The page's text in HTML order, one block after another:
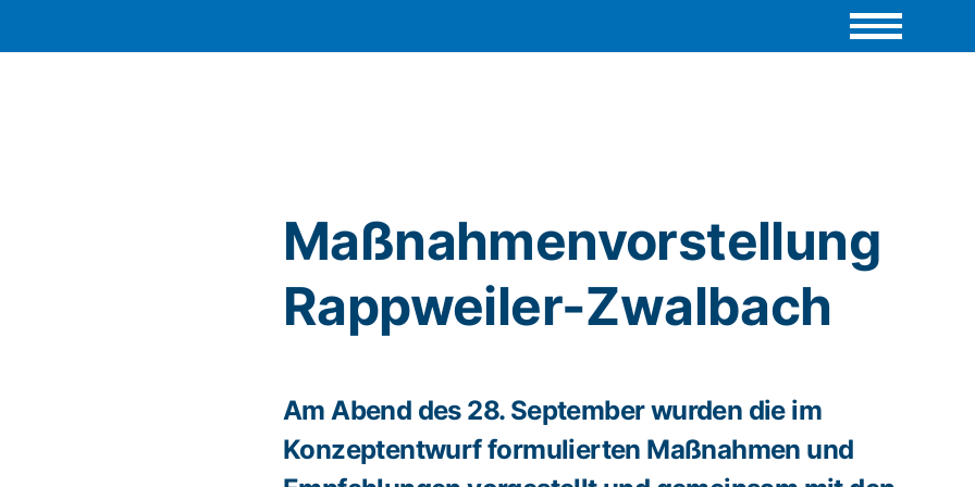
Maßnahmenvorstellung
Rappweiler-Zwalbach
Am Abend des 28. September wurden die im
Konzeptentwurf formulierten Maßnahmen und